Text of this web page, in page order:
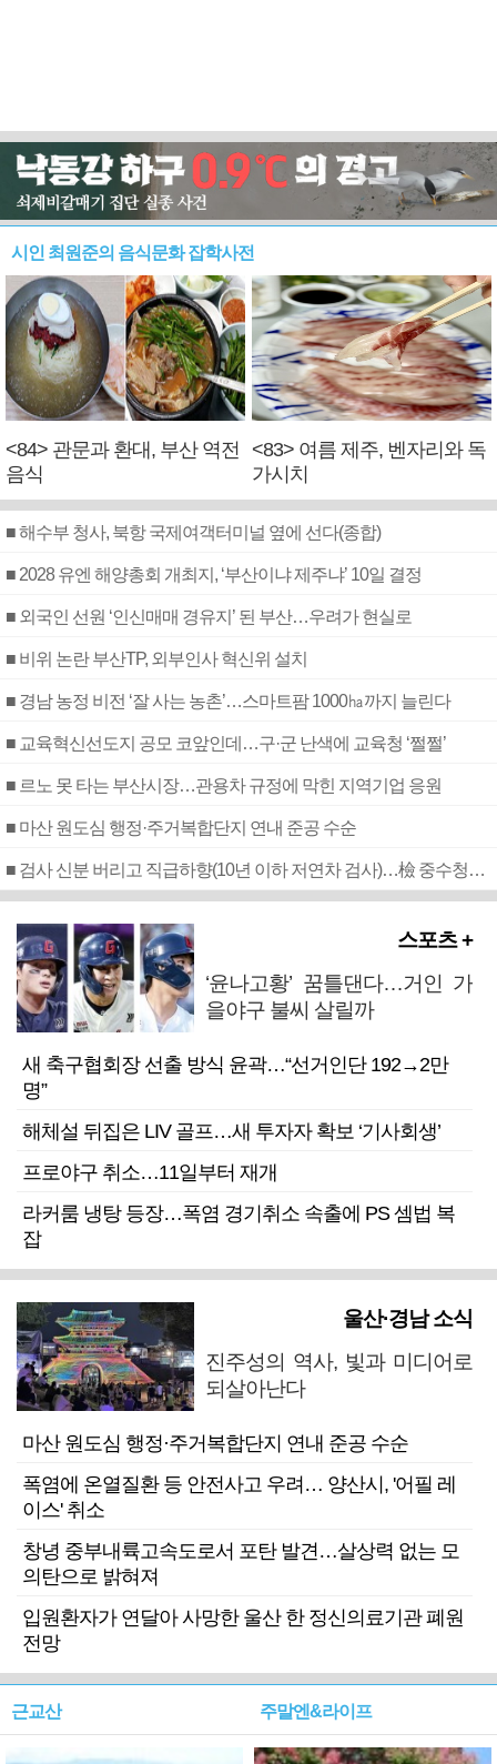
시인 최원준의 음식문화 잡학사전
<84> 관문과 환대, 부산 역전
음식
<83> 여름 제주, 벤자리와 독
가시치
■ 해수부 청사, 북항 국제여객터미널 옆에 선다(종합)
■ 2028 유엔 해양총회 개최지, ‘부산이냐 제주냐’ 10일 결정
■ 외국인 선원 ‘인신매매 경유지’ 된 부산…우려가 현실로
■ 비위 논란 부산TP, 외부인사 혁신위 설치
■ 경남 농정 비전 ‘잘 사는 농촌’…스마트팜 1000㏊까지 늘린다
■ 교육혁신선도지 공모 코앞인데…구·군 난색에 교육청 ‘쩔쩔’
■ 르노 못 타는 부산시장…관용차 규정에 막힌 지역기업 응원
■ 마산 원도심 행정·주거복합단지 연내 준공 수순
■ 검사 신분 버리고 직급하향(10년 이하 저연차 검사)…檢 중수청행 기피
스포츠 +
‘윤나고황’ 꿈틀댄다…거인 가
을야구 불씨 살릴까
새 축구협회장 선출 방식 윤곽…“선거인단 192→2만
명”
해체설 뒤집은 LIV 골프…새 투자자 확보 ‘기사회생’
프로야구 취소…11일부터 재개
라커룸 냉탕 등장…폭염 경기취소 속출에 PS 셈법 복
잡
울산·경남 소식
진주성의 역사, 빛과 미디어로
되살아난다
마산 원도심 행정·주거복합단지 연내 준공 수순
폭염에 온열질환 등 안전사고 우려… 양산시, '어필 레
이스' 취소
창녕 중부내륙고속도로서 포탄 발견…살상력 없는 모
의탄으로 밝혀져
입원환자가 연달아 사망한 울산 한 정신의료기관 폐원
전망
근교산 주말엔&라이프